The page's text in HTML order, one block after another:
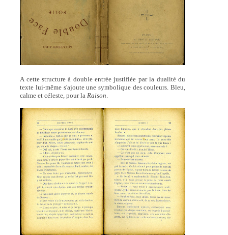
A cette structure à double entrée justifiée par la dualité du
texte lui-même s'ajoute une symbolique des couleurs. Bleu,
calme et céleste, pour laRaison.